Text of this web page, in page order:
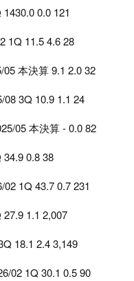
0.0 121
1Q 11.5 4.6 28
本決算 9.1 2.0 32
3Q 10.9 1.1 24
05 本決算 - 0.0 82
0.8 38
1Q 43.7 0.7 231
1.1 2,007
18.1 2.4 3,149
02 1Q 30.1 0.5 90